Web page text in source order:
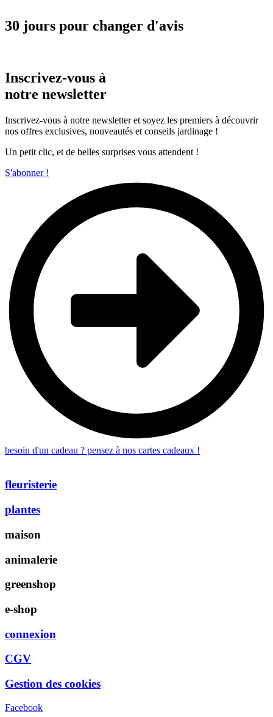
30 jours pour changer d'avis
Inscrivez-vous à
notre newsletter
Inscrivez-vous à notre newsletter et soyez les premiers à découvrir
nos offres exclusives, nouveautés et conseils jardinage !
Un petit clic, et de belles surprises vous attendent !
S'abonner !
besoin d'un cadeau ? pensez à nos cartes cadeaux !
fleuristerie
plantes
maison
animalerie
greenshop
e-shop
connexion
CGV
Gestion des cookies
Facebook